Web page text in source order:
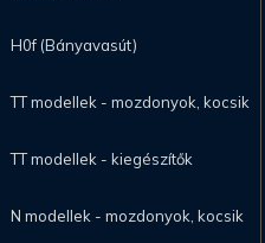
H0f (Bányavasút)
TT modellek - mozdonyok, kocsik
TT modellek - kiegészítők
N modellek - mozdonyok, kocsik